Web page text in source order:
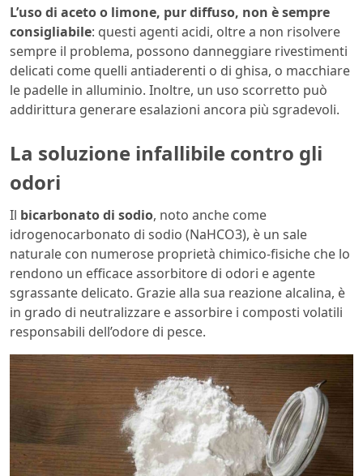
L’uso di aceto o limone, pur diffuso, non è sempre
consigliabile: questi agenti acidi, oltre a non risolvere
sempre il problema, possono danneggiare rivestimenti
delicati come quelli antiaderenti o di ghisa, o macchiare
le padelle in alluminio. Inoltre, un uso scorretto può
addirittura generare esalazioni ancora più sgradevoli.
La soluzione infallibile contro gli
odori
Il bicarbonato di sodio, noto anche come
idrogenocarbonato di sodio (NaHCO3), è un sale
naturale con numerose proprietà chimico-fisiche che lo
rendono un efficace assorbitore di odori e agente
sgrassante delicato. Grazie alla sua reazione alcalina, è
in grado di neutralizzare e assorbire i composti volatili
responsabili dell’odore di pesce.